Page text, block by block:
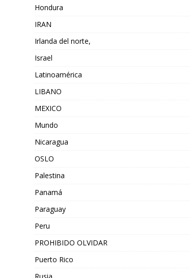
Hondura
IRAN
Irlanda del norte,
Israel
Latinoamérica
LIBANO
MEXICO
Mundo
Nicaragua
OSLO
Palestina
Panamá
Paraguay
Peru
PROHIBIDO OLVIDAR
Puerto Rico